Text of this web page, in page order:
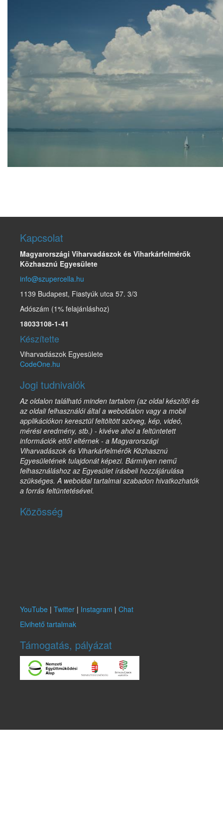
Kapcsolat
Magyarországi Viharvadászok és Viharkárfelmérők
Közhasznú Egyesülete
info@szupercella.hu
1139 Budapest, Fiastyúk utca 57. 3/3
Adószám (1% felajánláshoz)
18033108-1-41
Készítette
Viharvadászok Egyesülete
CodeOne.hu
Jogi tudnivalók
Az oldalon található minden tartalom (az oldal készítői és
az oldali felhasználói által a weboldalon vagy a mobil
applikációkon keresztül feltöltött szöveg, kép, videó,
mérési eredmény, stb.) - kivéve ahol a feltüntetett
információk ettől eltérnek - a Magyarországi
Viharvadászok és Viharkárfelmérők Közhasznú
Egyesületének tulajdonát képezi. Bármilyen nemű
felhasználáshoz az Egyesület írásbeli hozzájárulása
szükséges. A weboldal tartalmai szabadon hivatkozhatók
a forrás feltüntetésével.
Közösség
YouTube | Twitter | Instagram | Chat
Elvihető tartalmak
Támogatás, pályázat